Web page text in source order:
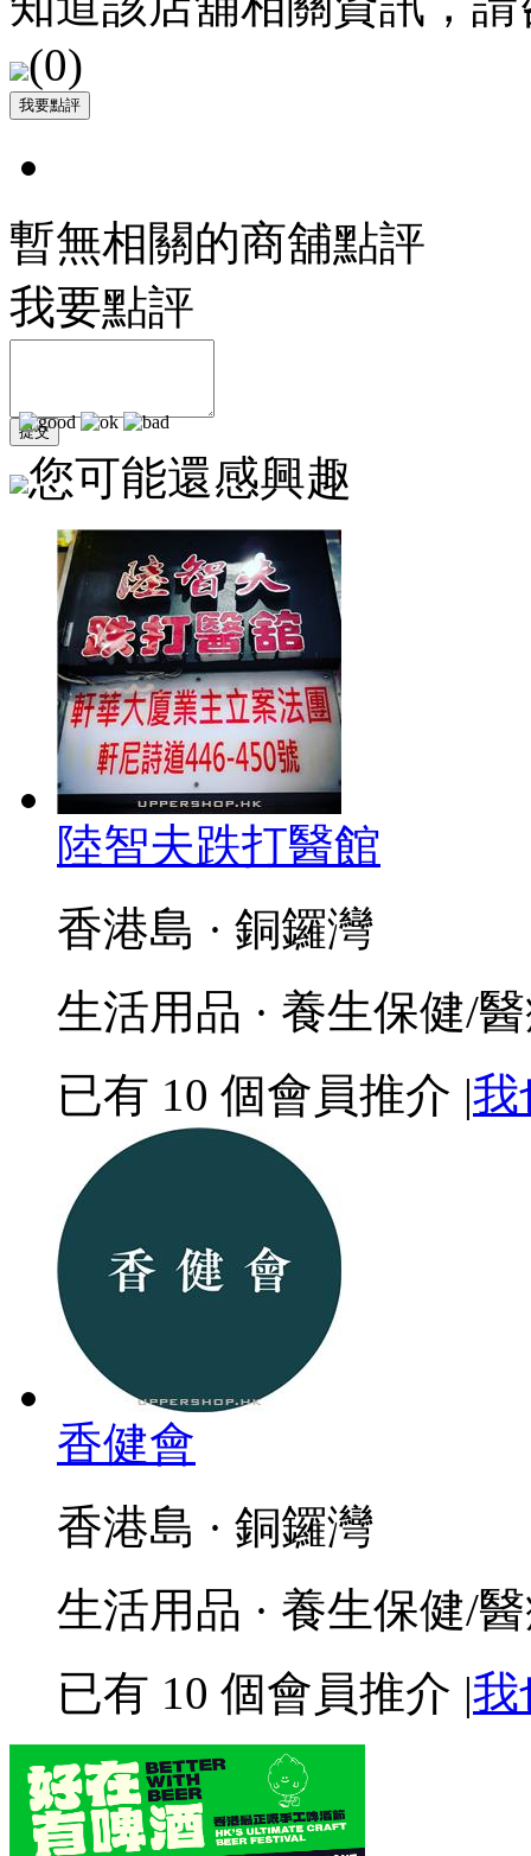
(0)
暫無相關的商舖點評
我要點評
您可能還感興趣
陸智夫跌打醫館
香港島 · 銅鑼灣
生活用品 · 養生保健/
已有 10 個會員推介 |我
香健會
香港島 · 銅鑼灣
生活用品 · 養生保健/
已有 10 個會員推介 |我